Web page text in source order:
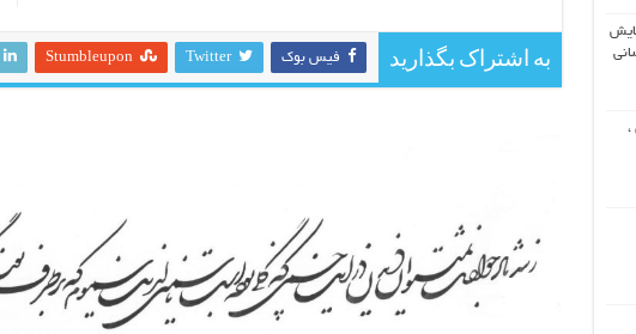
به اشتراک بگذارید فیس بوک Twitter
Stumbleupon